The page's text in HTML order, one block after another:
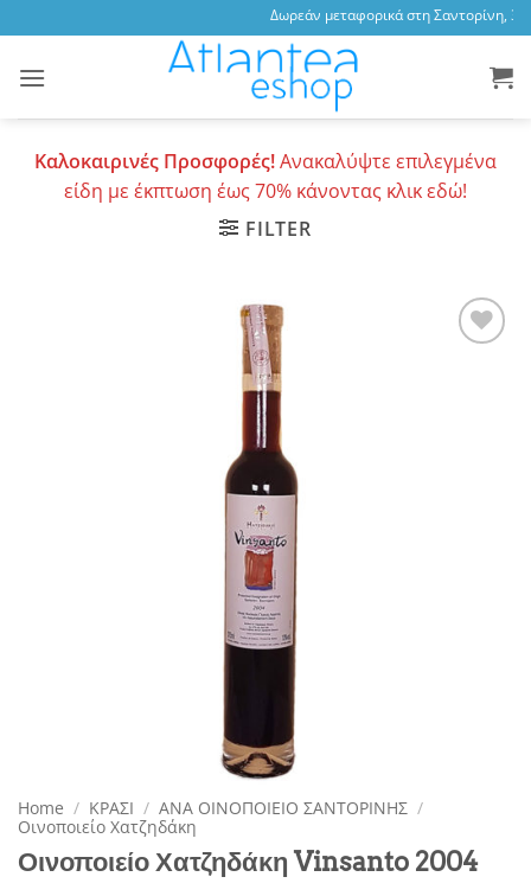
to
content
Δωρεάν μεταφορικά στη Σαντορίνη,
Καλοκαιρινές Προσφορές!Ανακαλύψτε επιλεγμένα
είδη με έκπτωση έως 70% κάνοντας κλικ εδώ!
FILTER
Home / ΚΡΑΣΙ / ΑΝΑ ΟΙΝΟΠΟΙΕΙΟ ΣΑΝΤΟΡΙΝΗΣ /
Οινοποιείο Χατζηδάκη
Οινοποιείο Χατζηδάκη Vinsanto 2004